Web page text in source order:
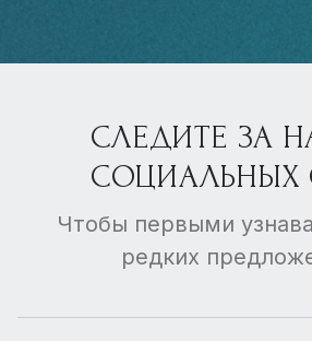
СЛЕДИТЕ ЗА
СОЦИАЛЬНЫХ
Чтобы первыми
редких